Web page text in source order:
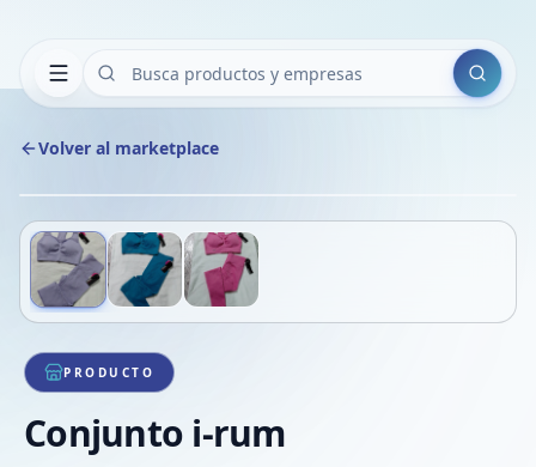
Buscar
Volver al marketplace
1/3
PRODUCTO
Conjunto i-rum